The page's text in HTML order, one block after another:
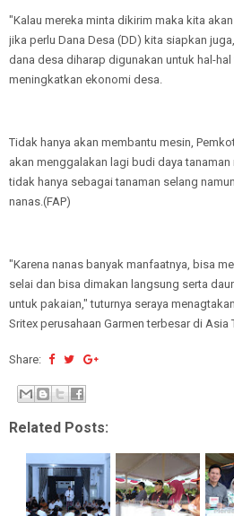
"Kalau mereka minta dikirim maka kita
jika perlu Dana Desa (DD) kita siapkan
dana desa diharap digunakan untuk hal-
meningkatkan ekonomi desa.
Tidak hanya akan membantu mesin,
akan menggalakan lagi budi daya
tidak hanya sebagai tanaman selang
nanas.(FAP)
"Karena nanas banyak manfaatnya, bisa
selai dan bisa dimakan langsung serta
untuk pakaian," tuturnya seraya
Sritex perusahaan Garmen terbesar di Asia
Share:
Related Posts: